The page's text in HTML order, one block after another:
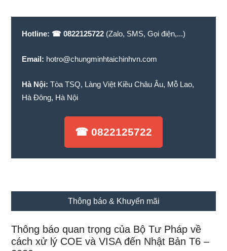
Hotline: ☎ 0822125722 (Zalo, SMS, Gọi điện,...)
Email: hotro@chungminhtaichinhvn.com
Hà Nội: Tòa TSQ, Làng Việt Kiều Châu Âu, Mỗ Lao,
Hà Đông, Hà Nội
☎ 0822125722
Thông báo & Khuyến mãi
Thông báo quan trọng của Bộ Tư Pháp về
cách xử lý COE và VISA đến Nhật Bản T6 –